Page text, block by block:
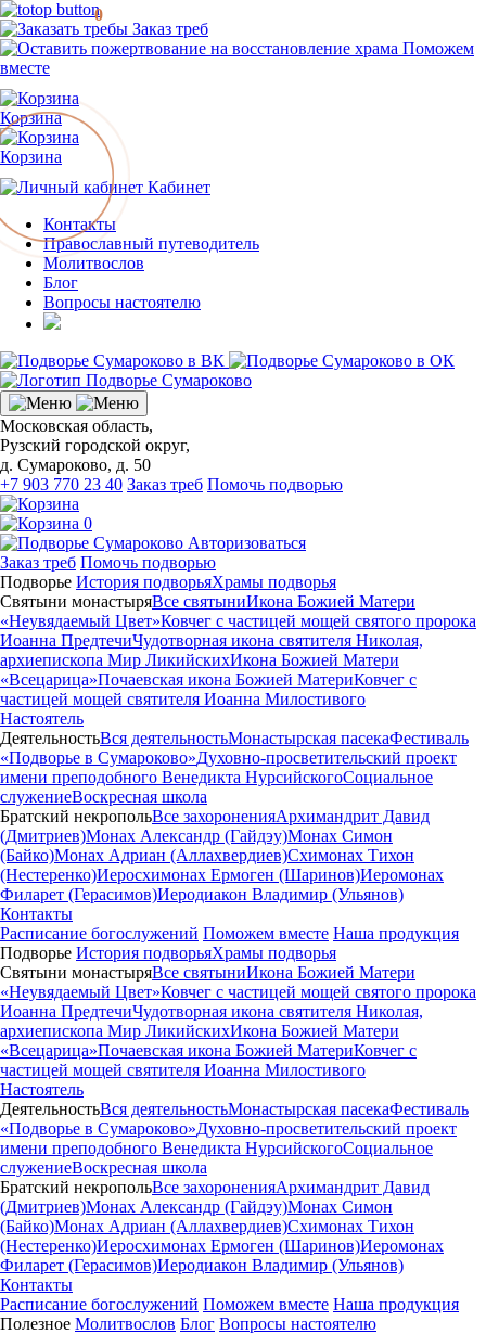
Заказ треб
Поможем
вместе
Корзина
Корзина
0
Кабинет
Контакты
Православный путеводитель
Молитвослов
Блог
Вопросы настоятелю
Московская область,
Рузский городской округ,
д. Сумароково, д. 50
+7 903 770 23 40 Заказ треб Помочь подворью
0
Авторизоваться
Заказ треб Помочь подворью
Подворье История подворьяХрамы подворья
Святыни монастыряВсе святыниИкона Божией Матери
«Неувядаемый Цвет»Ковчег с частицей мощей святого пророка
Иоанна ПредтечиЧудотворная икона святителя Николая,
архиепископа Мир ЛикийскихИкона Божией Матери
«Всецарица»Почаевская икона Божией МатериКовчег с
частицей мощей святителя Иоанна Милостивого
Настоятель
ДеятельностьВся деятельностьМонастырская пасекаФестиваль
«Подворье в Сумароково»Духовно-просветительский проект
имени преподобного Венедикта НурсийскогоСоциальное
служениеВоскресная школа
Братский некропольВсе захороненияАрхимандрит Давид
(Дмитриев)Монах Александр (Гайдэу)Монах Симон
(Байко)Монах Адриан (Аллахвердиев)Схимонах Тихон
(Нестеренко)Иеросхимонах Ермоген (Шаринов)Иеромонах
Филарет (Герасимов)Иеродиакон Владимир (Ульянов)
Контакты
Расписание богослужений Поможем вместе Наша продукция
Подворье История подворьяХрамы подворья
Святыни монастыряВсе святыниИкона Божией Матери
«Неувядаемый Цвет»Ковчег с частицей мощей святого пророка
Иоанна ПредтечиЧудотворная икона святителя Николая,
архиепископа Мир ЛикийскихИкона Божией Матери
«Всецарица»Почаевская икона Божией МатериКовчег с
частицей мощей святителя Иоанна Милостивого
Настоятель
ДеятельностьВся деятельностьМонастырская пасекаФестиваль
«Подворье в Сумароково»Духовно-просветительский проект
имени преподобного Венедикта НурсийскогоСоциальное
служениеВоскресная школа
Братский некропольВсе захороненияАрхимандрит Давид
(Дмитриев)Монах Александр (Гайдэу)Монах Симон
(Байко)Монах Адриан (Аллахвердиев)Схимонах Тихон
(Нестеренко)Иеросхимонах Ермоген (Шаринов)Иеромонах
Филарет (Герасимов)Иеродиакон Владимир (Ульянов)
Контакты
Расписание богослужений Поможем вместе Наша продукция
Полезное Молитвослов Блог Вопросы настоятелю